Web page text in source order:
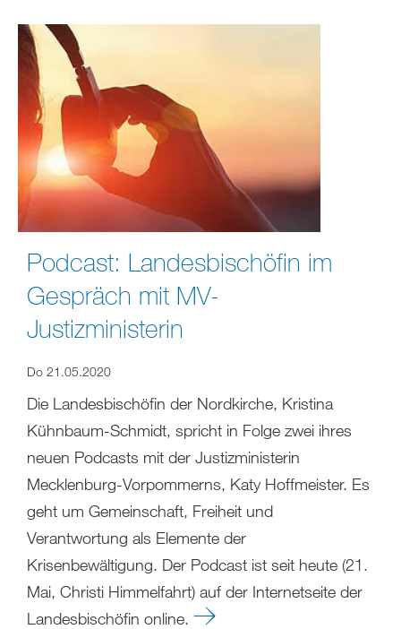
Podcast: Landesbischöfin im
Gespräch mit MV-
Justizministerin
Do 21.05.2020
Die Landesbischöfin der Nordkirche, Kristina
Kühnbaum-Schmidt, spricht in Folge zwei ihres
neuen Podcasts mit der Justizministerin
Mecklenburg-Vorpommerns, Katy Hoffmeister. Es
geht um Gemeinschaft, Freiheit und
Verantwortung als Elemente der
Krisenbewältigung. Der Podcast ist seit heute (21.
Mai, Christi Himmelfahrt) auf der Internetseite der
Landesbischöfin online.